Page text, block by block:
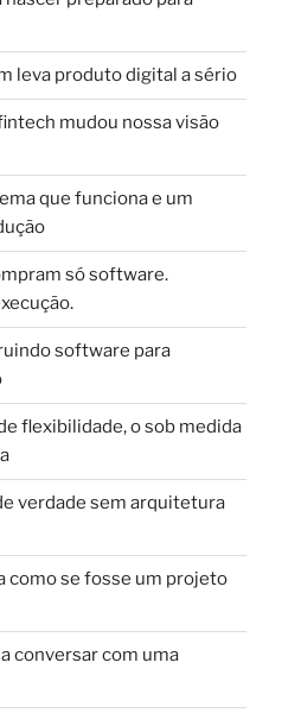
leva produto digital a sério
mudou nossa visão
que funciona e um
só software.
software para
flexibilidade, o sob medida
verdade sem arquitetura
como se fosse um projeto
conversar com uma